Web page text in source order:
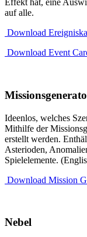
Effekt hat, eine
auf alle.
Download
Download Event
Ideenlos, welches
Mithilfe der
erstellt werden.
Asterioden,
Spielelemente.
Download Mission
Nebel